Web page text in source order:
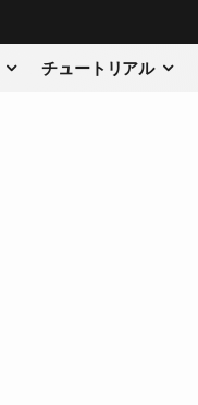
チュートリアル